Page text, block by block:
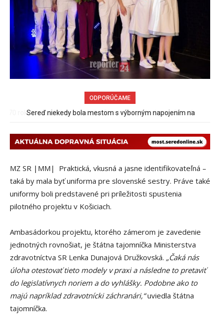
ODPORÚČAME
Sereď niekedy bola mestom s výborným napojením na
MZ SR |MM| Praktická, vkusná a jasne identifikovateľná –
taká by mala byť uniforma pre slovenské sestry. Práve také
uniformy boli predstavené pri príležitosti spustenia
pilotného projektu v Košiciach.
Ambasádorkou projektu, ktorého zámerom je zavedenie
jednotných rovnošiat, je štátna tajomníčka Ministerstva
zdravotníctva SR Lenka Dunajová Družkovská. „Čaká nás
úloha otestovať tieto modely v praxi a následne to pretaviť
do legislatívnych noriem a do vyhlášky. Podobne ako to
majú napríklad zdravotnícki záchranári,“uviedla štátna
tajomníčka.